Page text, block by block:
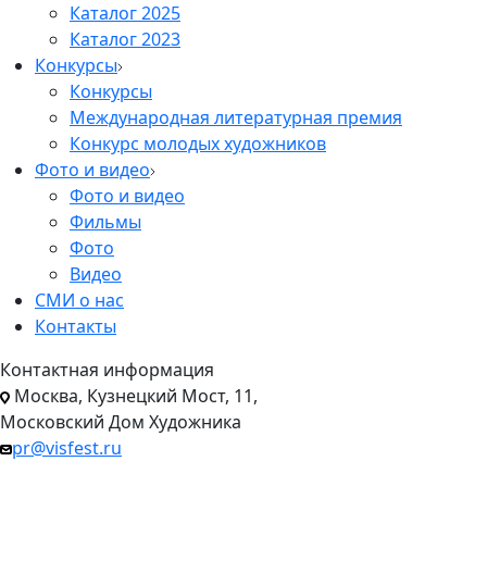
Каталог 2025
Каталог 2023
Конкурсы
Конкурсы
Международная литературная премия
Конкурс молодых художников
Фото и видео
Фото и видео
Фильмы
Фото
Видео
СМИ о нас
Контакты
Контактная информация
Москва, Кузнецкий Мост, 11,
Московский Дом Художника
pr@visfest.ru